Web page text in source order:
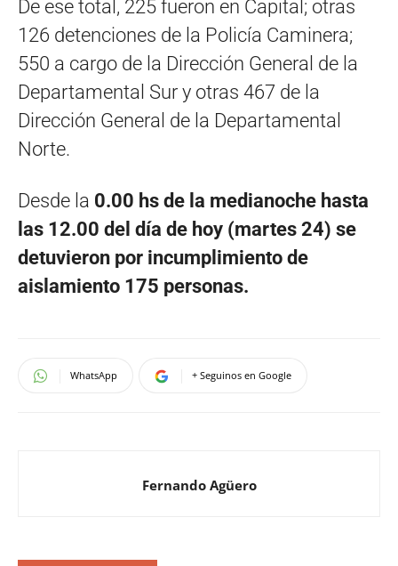
De ese total, 225 fueron en Capital; otras
126 detenciones de la Policía Caminera;
550 a cargo de la Dirección General de la
Departamental Sur y otras 467 de la
Dirección General de la Departamental
Norte.
Desde la 0.00 hs de la medianoche hasta
las 12.00 del día de hoy (martes 24) se
detuvieron por incumplimiento de
aislamiento 175 personas.
WhatsApp + Seguinos en Google
Fernando Agüero